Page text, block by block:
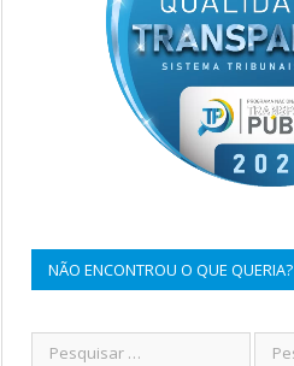
NÃO ENCONTROU O QUE QUERIA?